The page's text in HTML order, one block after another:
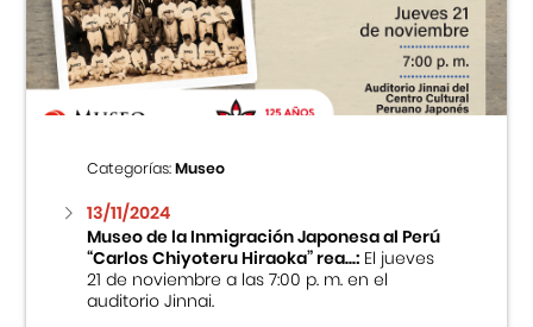
Centro Cultural Peruano Japonés
Cursos
Museo de la Inmigración Japonesa
Fondo Editorial
Teatro Peruano Japonés
Categorías:Museo
13/11/2024
Museo de la Inmigración Japonesa al Perú
“Carlos Chiyoteru Hiraoka” rea...:El jueves
21 de noviembre a las 7:00 p. m. en el
auditorio Jinnai.